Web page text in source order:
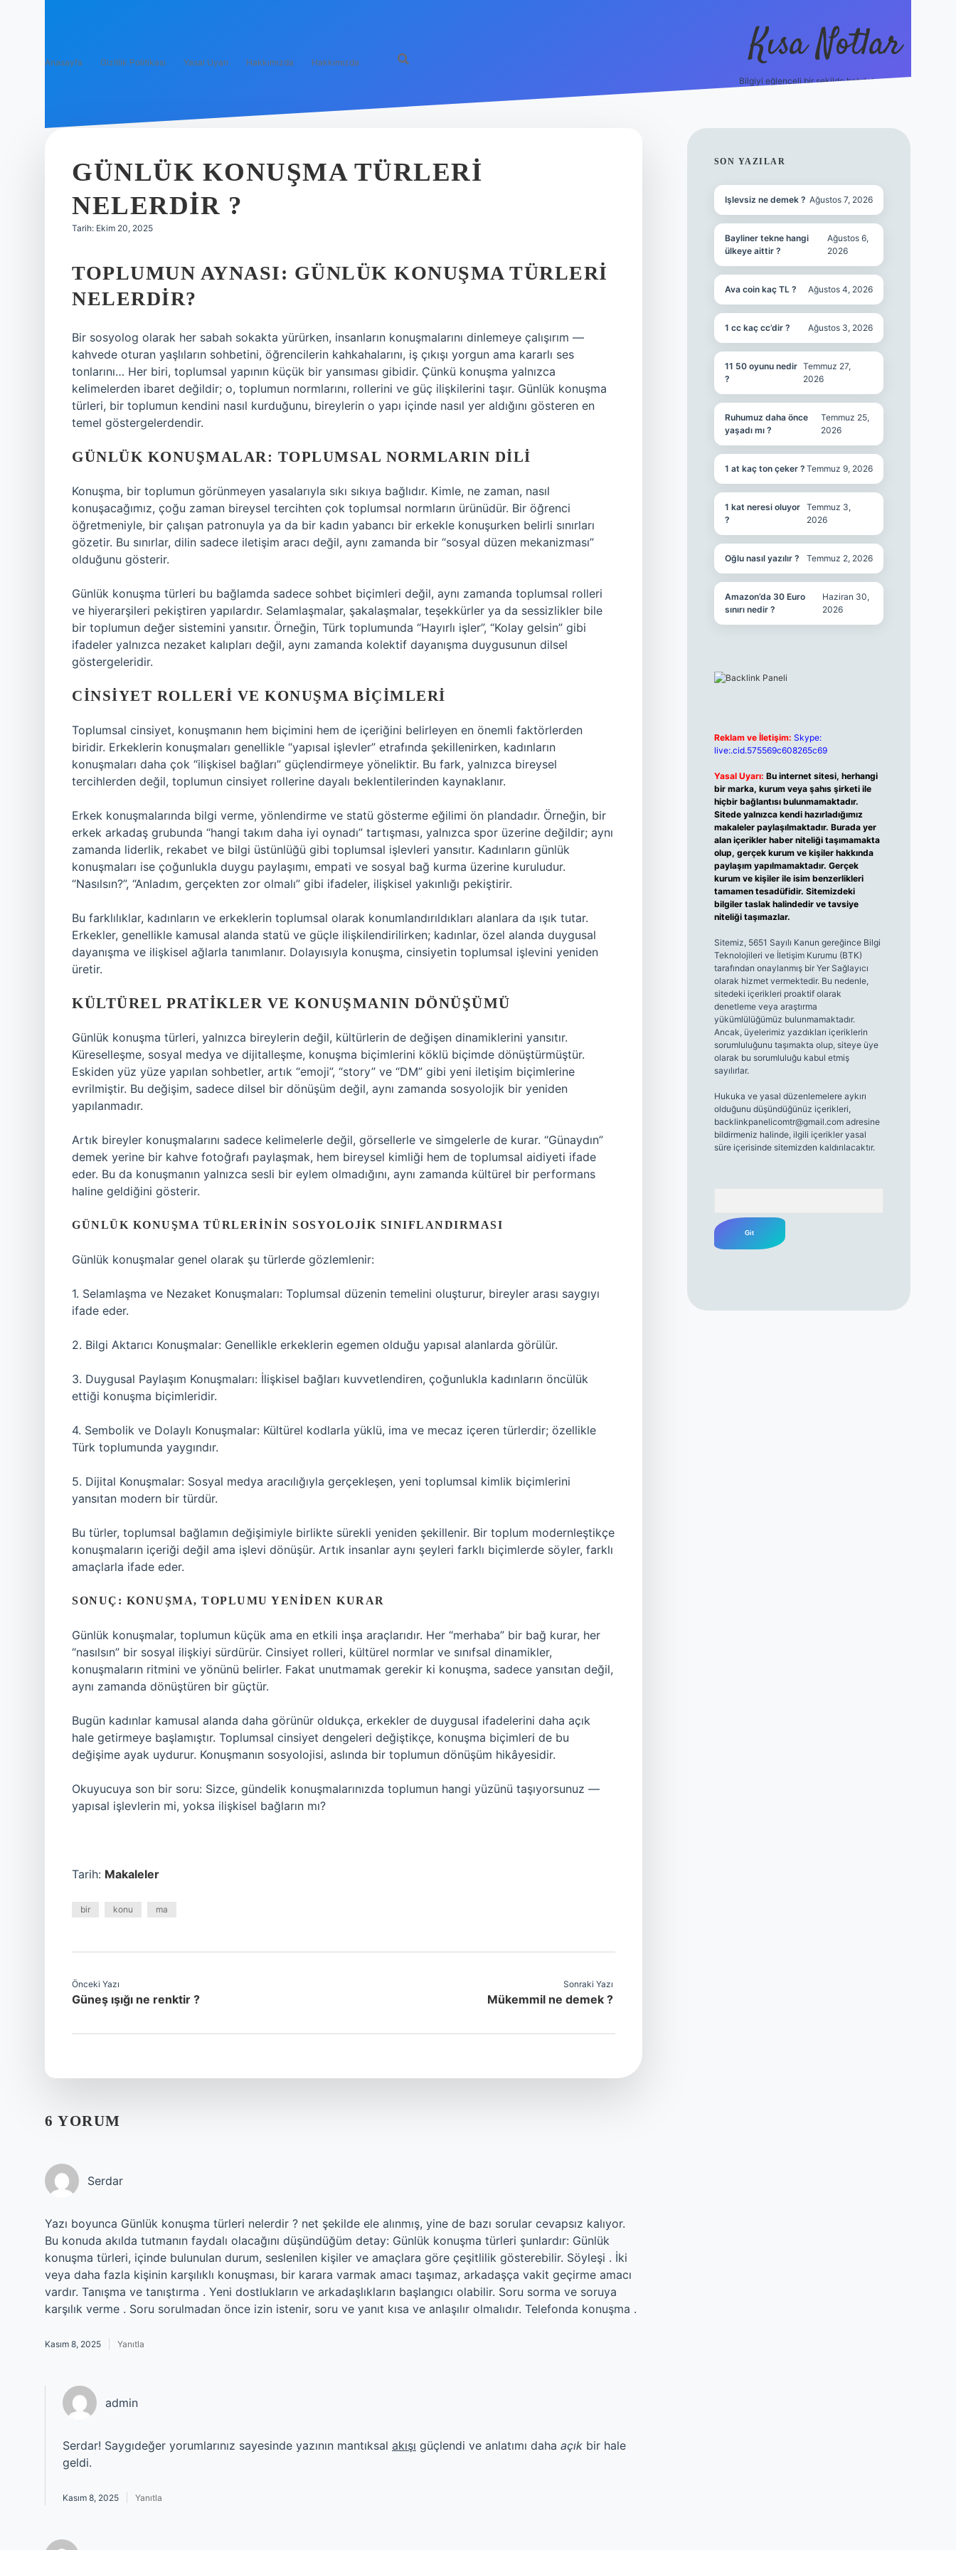
Anasayfa Gizlilik Politikası Yasal Uyarı Hakkımızda Hakkımızda Kısa Notlar
Bilgiyi eğlenceli bir şekilde hatırlatan durak.
GÜNLÜK KONUŞMA TÜRLERI
NELERDIR ?
Tarih: Ekim 20, 2025
TOPLUMUN AYNASI: GÜNLÜK KONUŞMA TÜRLERI
NELERDIR?
Bir sosyolog olarak her sabah sokakta yürürken, insanların konuşmalarını dinlemeye çalışırım —
kahvede oturan yaşlıların sohbetini, öğrencilerin kahkahalarını, iş çıkışı yorgun ama kararlı ses
tonlarını… Her biri, toplumsal yapının küçük bir yansıması gibidir. Çünkü konuşma yalnızca
kelimelerden ibaret değildir; o, toplumun normlarını, rollerini ve güç ilişkilerini taşır. Günlük konuşma
türleri, bir toplumun kendini nasıl kurduğunu, bireylerin o yapı içinde nasıl yer aldığını gösteren en
temel göstergelerdendir.
GÜNLÜK KONUŞMALAR: TOPLUMSAL NORMLARIN DILI
Konuşma, bir toplumun görünmeyen yasalarıyla sıkı sıkıya bağlıdır. Kimle, ne zaman, nasıl
konuşacağımız, çoğu zaman bireysel tercihten çok toplumsal normların ürünüdür. Bir öğrenci
öğretmeniyle, bir çalışan patronuyla ya da bir kadın yabancı bir erkekle konuşurken belirli sınırları
gözetir. Bu sınırlar, dilin sadece iletişim aracı değil, aynı zamanda bir “sosyal düzen mekanizması”
olduğunu gösterir.
Günlük konuşma türleri bu bağlamda sadece sohbet biçimleri değil, aynı zamanda toplumsal rolleri
ve hiyerarşileri pekiştiren yapılardır. Selamlaşmalar, şakalaşmalar, teşekkürler ya da sessizlikler bile
bir toplumun değer sistemini yansıtır. Örneğin, Türk toplumunda “Hayırlı işler”, “Kolay gelsin” gibi
ifadeler yalnızca nezaket kalıpları değil, aynı zamanda kolektif dayanışma duygusunun dilsel
göstergeleridir.
CINSIYET ROLLERI VE KONUŞMA BIÇIMLERI
Toplumsal cinsiyet, konuşmanın hem biçimini hem de içeriğini belirleyen en önemli faktörlerden
biridir. Erkeklerin konuşmaları genellikle “yapısal işlevler” etrafında şekillenirken, kadınların
konuşmaları daha çok “ilişkisel bağları” güçlendirmeye yöneliktir. Bu fark, yalnızca bireysel
tercihlerden değil, toplumun cinsiyet rollerine dayalı beklentilerinden kaynaklanır.
Erkek konuşmalarında bilgi verme, yönlendirme ve statü gösterme eğilimi ön plandadır. Örneğin, bir
erkek arkadaş grubunda “hangi takım daha iyi oynadı” tartışması, yalnızca spor üzerine değildir; aynı
zamanda liderlik, rekabet ve bilgi üstünlüğü gibi toplumsal işlevleri yansıtır. Kadınların günlük
konuşmaları ise çoğunlukla duygu paylaşımı, empati ve sosyal bağ kurma üzerine kuruludur.
“Nasılsın?”, “Anladım, gerçekten zor olmalı” gibi ifadeler, ilişkisel yakınlığı pekiştirir.
Bu farklılıklar, kadınların ve erkeklerin toplumsal olarak konumlandırıldıkları alanlara da ışık tutar.
Erkekler, genellikle kamusal alanda statü ve güçle ilişkilendirilirken; kadınlar, özel alanda duygusal
dayanışma ve ilişkisel ağlarla tanımlanır. Dolayısıyla konuşma, cinsiyetin toplumsal işlevini yeniden
üretir.
KÜLTÜREL PRATIKLER VE KONUŞMANIN DÖNÜŞÜMÜ
Günlük konuşma türleri, yalnızca bireylerin değil, kültürlerin de değişen dinamiklerini yansıtır.
Küreselleşme, sosyal medya ve dijitalleşme, konuşma biçimlerini köklü biçimde dönüştürmüştür.
Eskiden yüz yüze yapılan sohbetler, artık “emoji”, “story” ve “DM” gibi yeni iletişim biçimlerine
evrilmiştir. Bu değişim, sadece dilsel bir dönüşüm değil, aynı zamanda sosyolojik bir yeniden
yapılanmadır.
Artık bireyler konuşmalarını sadece kelimelerle değil, görsellerle ve simgelerle de kurar. “Günaydın”
demek yerine bir kahve fotoğrafı paylaşmak, hem bireysel kimliği hem de toplumsal aidiyeti ifade
eder. Bu da konuşmanın yalnızca sesli bir eylem olmadığını, aynı zamanda kültürel bir performans
haline geldiğini gösterir.
GÜNLÜK KONUŞMA TÜRLERININ SOSYOLOJIK SINIFLANDIRMASI
Günlük konuşmalar genel olarak şu türlerde gözlemlenir:
1. Selamlaşma ve Nezaket Konuşmaları: Toplumsal düzenin temelini oluşturur, bireyler arası saygıyı
ifade eder.
2. Bilgi Aktarıcı Konuşmalar: Genellikle erkeklerin egemen olduğu yapısal alanlarda görülür.
3. Duygusal Paylaşım Konuşmaları: İlişkisel bağları kuvvetlendiren, çoğunlukla kadınların öncülük
ettiği konuşma biçimleridir.
4. Sembolik ve Dolaylı Konuşmalar: Kültürel kodlarla yüklü, ima ve mecaz içeren türlerdir; özellikle
Türk toplumunda yaygındır.
5. Dijital Konuşmalar: Sosyal medya aracılığıyla gerçekleşen, yeni toplumsal kimlik biçimlerini
yansıtan modern bir türdür.
Bu türler, toplumsal bağlamın değişimiyle birlikte sürekli yeniden şekillenir. Bir toplum modernleştikçe
konuşmaların içeriği değil ama işlevi dönüşür. Artık insanlar aynı şeyleri farklı biçimlerde söyler, farklı
amaçlarla ifade eder.
SONUÇ: KONUŞMA, TOPLUMU YENIDEN KURAR
Günlük konuşmalar, toplumun küçük ama en etkili inşa araçlarıdır. Her “merhaba” bir bağ kurar, her
“nasılsın” bir sosyal ilişkiyi sürdürür. Cinsiyet rolleri, kültürel normlar ve sınıfsal dinamikler,
konuşmaların ritmini ve yönünü belirler. Fakat unutmamak gerekir ki konuşma, sadece yansıtan değil,
aynı zamanda dönüştüren bir güçtür.
Bugün kadınlar kamusal alanda daha görünür oldukça, erkekler de duygusal ifadelerini daha açık
hale getirmeye başlamıştır. Toplumsal cinsiyet dengeleri değiştikçe, konuşma biçimleri de bu
değişime ayak uydurur. Konuşmanın sosyolojisi, aslında bir toplumun dönüşüm hikâyesidir.
Okuyucuya son bir soru: Sizce, gündelik konuşmalarınızda toplumun hangi yüzünü taşıyorsunuz —
yapısal işlevlerin mi, yoksa ilişkisel bağların mı?
Tarih: Makaleler
bir konu ma
Önceki Yazı
Güneş ışığı ne renktir ?
Sonraki Yazı
Mükemmil ne demek ?
6 YORUM
Serdar
Yazı boyunca Günlük konuşma türleri nelerdir ? net şekilde ele alınmış, yine de bazı sorular cevapsız kalıyor.
Bu konuda akılda tutmanın faydalı olacağını düşündüğüm detay: Günlük konuşma türleri şunlardır: Günlük
konuşma türleri, içinde bulunulan durum, seslenilen kişiler ve amaçlara göre çeşitlilik gösterebilir. Söyleşi . İki
veya daha fazla kişinin karşılıklı konuşması, bir karara varmak amacı taşımaz, arkadaşça vakit geçirme amacı
vardır. Tanışma ve tanıştırma . Yeni dostlukların ve arkadaşlıkların başlangıcı olabilir. Soru sorma ve soruya
karşılık verme . Soru sorulmadan önce izin istenir, soru ve yanıt kısa ve anlaşılır olmalıdır. Telefonda konuşma .
Kasım 8, 2025 Yanıtla
admin
Serdar! Saygıdeğer yorumlarınız sayesinde yazının mantıksal akışı güçlendi ve anlatımı daha açık bir hale
geldi.
Kasım 8, 2025 Yanıtla
SIDEBAR
SON YAZILAR
Işlevsiz ne demek ? Ağustos 7, 2026
Bayliner tekne hangi
ülkeye aittir ?
Ağustos 6,
2026
Ava coin kaç TL ? Ağustos 4, 2026
1 cc kaç cc’dir ? Ağustos 3, 2026
11 50 oyunu nedir
?
Temmuz 27,
2026
Ruhumuz daha önce
yaşadı mı ?
Temmuz 25,
2026
1 at kaç ton çeker ? Temmuz 9, 2026
1 kat neresi oluyor
?
Temmuz 3,
2026
Oğlu nasıl yazılır ? Temmuz 2, 2026
Amazon’da 30 Euro
sınırı nedir ?
Haziran 30,
2026
Reklam ve İletişim: Skype:
live:.cid.575569c608265c69
Yasal Uyarı: Bu internet sitesi, herhangi
bir marka, kurum veya şahıs şirketi ile
hiçbir bağlantısı bulunmamaktadır.
Sitede yalnızca kendi hazırladığımız
makaleler paylaşılmaktadır. Burada yer
alan içerikler haber niteliği taşımamakta
olup, gerçek kurum ve kişiler hakkında
paylaşım yapılmamaktadır. Gerçek
kurum ve kişiler ile isim benzerlikleri
tamamen tesadüfidir. Sitemizdeki
bilgiler taslak halindedir ve tavsiye
niteliği taşımazlar.
Sitemiz, 5651 Sayılı Kanun gereğince Bilgi
Teknolojileri ve İletişim Kurumu (BTK)
tarafından onaylanmış bir Yer Sağlayıcı
olarak hizmet vermektedir. Bu nedenle,
sitedeki içerikleri proaktif olarak
denetleme veya araştırma
yükümlülüğümüz bulunmamaktadır.
Ancak, üyelerimiz yazdıkları içeriklerin
sorumluluğunu taşımakta olup, siteye üye
olarak bu sorumluluğu kabul etmiş
sayılırlar.
Hukuka ve yasal düzenlemelere aykırı
olduğunu düşündüğünüz içerikleri,
backlinkpanelicomtr@gmail.comadresine
bildirmeniz halinde, ilgili içerikler yasal
süre içerisinde sitemizden kaldırılacaktır.
tulipbet